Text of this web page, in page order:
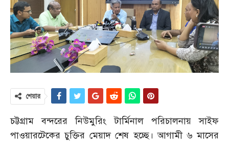
শেয়ার
চট্টগ্রাম বন্দরের নিউমুরিং টার্মিনাল পরিচালনায় সাইফ
পাওয়ারটেকের চুক্তির মেয়াদ শেষ হচ্ছে। আগামী ৬ মাসের